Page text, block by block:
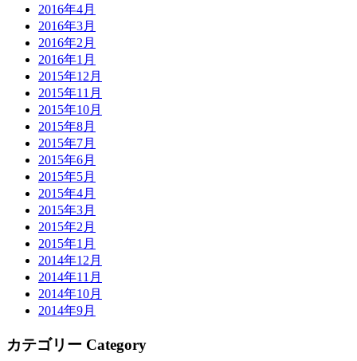
2016年4月
2016年3月
2016年2月
2016年1月
2015年12月
2015年11月
2015年10月
2015年8月
2015年7月
2015年6月
2015年5月
2015年4月
2015年3月
2015年2月
2015年1月
2014年12月
2014年11月
2014年10月
2014年9月
カテゴリー Category